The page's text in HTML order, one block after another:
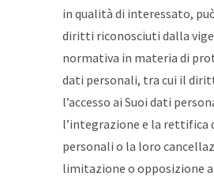
in qualità di interessato,
diritti riconosciuti dalla
normativa in materia di
dati personali, tra cui il
l’accesso ai Suoi dati
l’integrazione e la rettifica
personali o la loro
limitazione o opposizione